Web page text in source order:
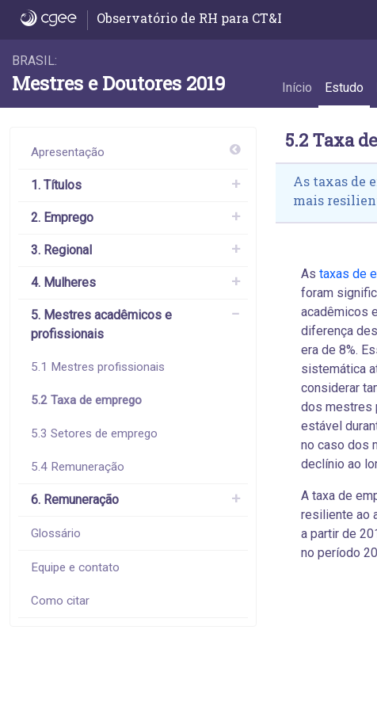
5.2 Taxa de emprego - 5.2 Taxa de emprego
Observatório de RH para CT&I
BRASIL:
Mestres e Doutores 2019 Início Estudo
Apresentação
1. Títulos
2. Emprego
3. Regional
4. Mulheres
5. Mestres acadêmicos e
profissionais
5.1 Mestres profissionais
5.2 Taxa de emprego
5.3 Setores de emprego
5.4 Remuneração
6. Remuneração
Glossário
Equipe e contato
Como citar
5.2 Taxa
As taxas de
mais
As taxas de
foram
acadêmicos
diferença
era de 8%.
sistemática
considerar
dos mestres
estável
no caso dos
declínio ao
A taxa de
resiliente ao
a partir de
no período